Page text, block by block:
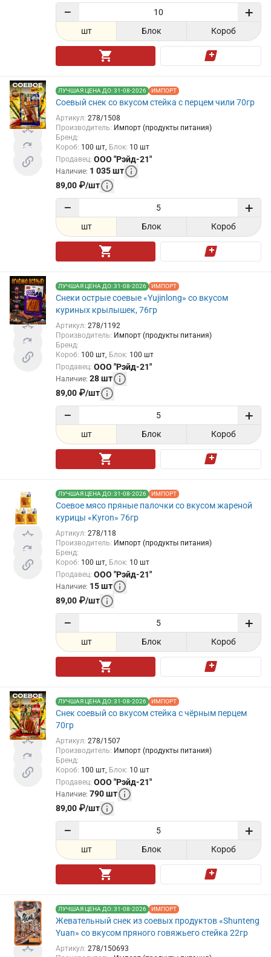
− +
шт Блок Короб
ЛУЧШАЯ ЦЕНА ДО: 31-08-2026 ИМПОРТ
Соевый снек со вкусом стейка с перцем чили 70гр
Артикул: 278/1508
Производитель: Импорт (продукты питания)
Бренд:
Короб: 100 шт Блок: 10 шт
Продавец: ООО "Рэйд-21"
Наличие: 1 035шт
89,00 ₽/шт
− +
шт Блок Короб
ЛУЧШАЯ ЦЕНА ДО: 31-08-2026 ИМПОРТ
Снеки острые соевые «Yujinlong» со вкусом
куриных крылышек, 76гр
Артикул: 278/1192
Производитель: Импорт (продукты питания)
Бренд:
Короб: 100 шт Блок: 100 шт
Продавец: ООО "Рэйд-21"
Наличие: 28шт
89,00 ₽/шт
− +
шт Блок Короб
ЛУЧШАЯ ЦЕНА ДО: 31-08-2026 ИМПОРТ
Соевое мясо пряные палочки со вкусом жареной
курицы «Kyron» 76гр
Артикул: 278/118
Производитель: Импорт (продукты питания)
Бренд:
Короб: 100 шт Блок: 10 шт
Продавец: ООО "Рэйд-21"
Наличие: 15шт
89,00 ₽/шт
− +
шт Блок Короб
ЛУЧШАЯ ЦЕНА ДО: 31-08-2026 ИМПОРТ
Снек соевый со вкусом стейка с чёрным перцем
70гр
Артикул: 278/1507
Производитель: Импорт (продукты питания)
Бренд:
Короб: 100 шт Блок: 10 шт
Продавец: ООО "Рэйд-21"
Наличие: 790шт
89,00 ₽/шт
− +
шт Блок Короб
ЛУЧШАЯ ЦЕНА ДО: 31-08-2026 ИМПОРТ
Жевательный снек из соевых продуктов «Shunteng
Yuan» со вкусом пряного говяжьего стейка 22гр
Артикул: 278/150693